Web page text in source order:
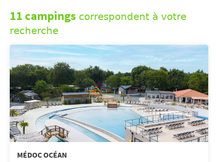
11 campings correspondent à votre
recherche
MÉDOC OCÉAN